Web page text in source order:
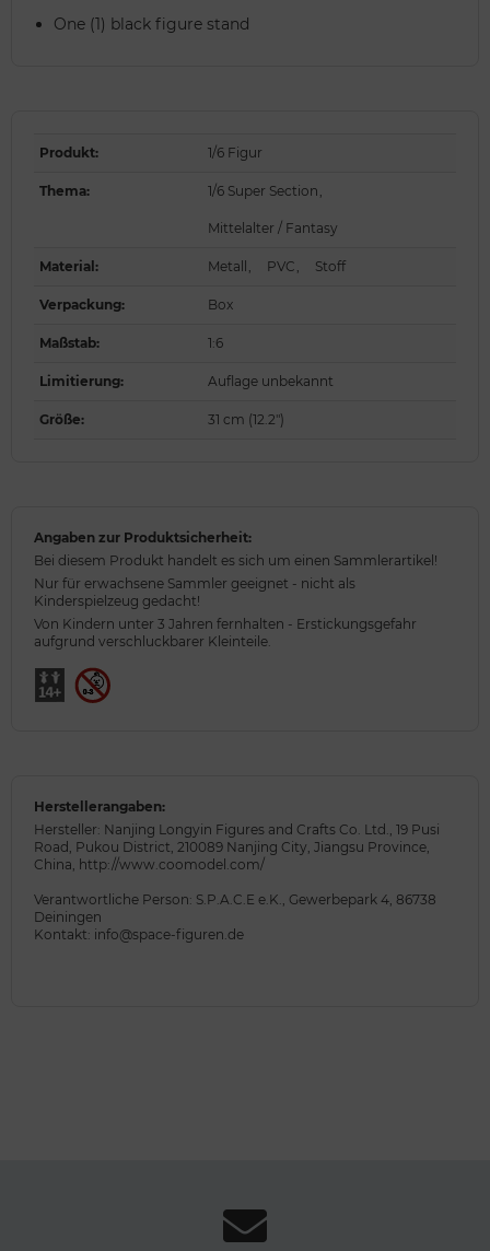
One (1) black figure stand
Produkt: 1/6 Figur
Thema: 1/6 Super Section
Mittelalter / Fantasy
Material: Metall PVC Stoff
Verpackung: Box
Maßstab: 1:6
Limitierung: Auflage unbekannt
Größe: 31 cm (12.2")
Angaben zur Produktsicherheit:
Bei diesem Produkt handelt es sich um einen Sammlerartikel!
Nur für erwachsene Sammler geeignet - nicht als
Kinderspielzeug gedacht!
Von Kindern unter 3 Jahren fernhalten - Erstickungsgefahr
aufgrund verschluckbarer Kleinteile.
Herstellerangaben:
Hersteller: Nanjing Longyin Figures and Crafts Co. Ltd., 19 Pusi
Road, Pukou District, 210089 Nanjing City, Jiangsu Province,
China, http://www.coomodel.com/
Verantwortliche Person: S.P.A.C.E e.K., Gewerbepark 4, 86738
Deiningen
Kontakt: info@space-figuren.de